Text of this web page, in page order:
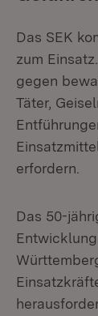
Das SEK
zum
gegen
Täter,
erfordern.
Das 50-